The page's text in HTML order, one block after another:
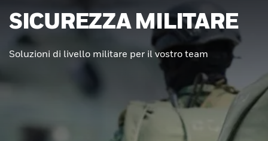
SICUREZZA MILITARE
Soluzioni di livello militare per il vostro team